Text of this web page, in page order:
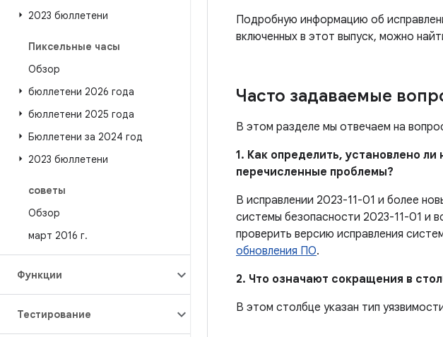
2023 бюллетени
Пиксельные часы
Обзор
бюллетени 2026 года
бюллетени 2025 года
Бюллетени за 2024 год
2023 бюллетени
советы
Обзор
март 2016 г.
Функции
Тестирование
Подробную информацию об
включенных в этот выпуск, можно
Часто задаваемые
В этом разделе мы отвечаем на
1. Как определить, установлено
перечисленные проблемы?
В исправлении 2023-11-01 и более
системы безопасности 2023-11-01 и
проверить версию исправления
обновления ПО.
2. Что означают сокращения в
В этом столбце указан тип